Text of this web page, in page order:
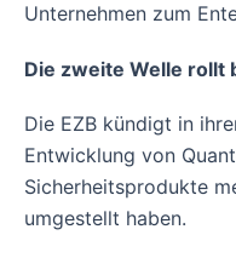
Unternehmen zum
Die zweite Welle rollt
Die EZB kündigt in
Entwicklung von
Sicherheitsprodukte
umgestellt haben.